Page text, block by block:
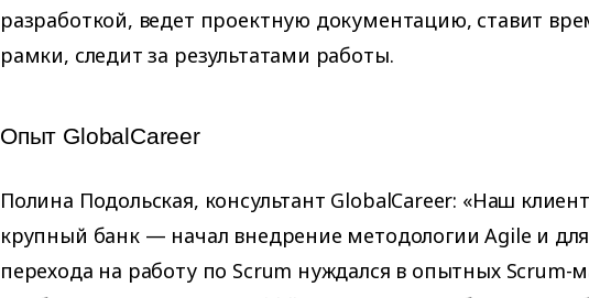
разработкой, ведет проектную документацию, ставит
рамки, следит за результатами работы.
Опыт GlobalCareer
Полина Подольская, консультант GlobalCareer: «Наш
крупный банк — начал внедрение методологии Agile и
перехода на работу по Scrum нуждался в опытных Scrum-